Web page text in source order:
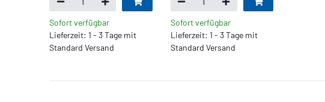
Sofort verfügbar
Lieferzeit: 1 - 3 Tage mit
Standard Versand
Sofort verfügbar
Lieferzeit: 1 - 3 Tage mit
Standard Versand